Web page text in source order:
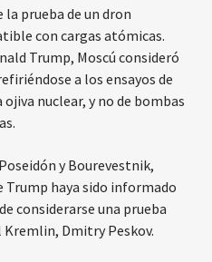
prueba de un dron
con cargas atómicas.
Trump, Moscú consideró
a los ensayos de
nuclear, y no de bombas
y Bourevestnik,
Trump haya sido informado
considerarse una prueba
Dmitry Peskov.